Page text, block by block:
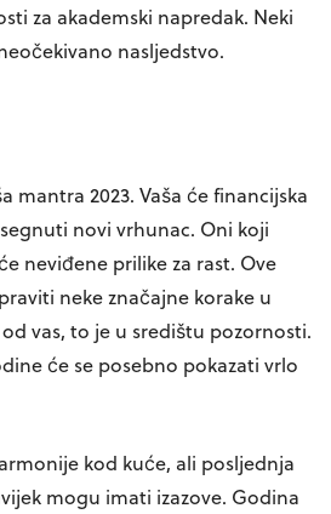
za akademski napredak. Neki
nasljedstvo.
mantra 2023. Vaša će financijska
novi vrhunac. Oni koji
neviđene prilike za rast. Ove
neke značajne korake u
vas, to je u središtu pozornosti.
će se posebno pokazati vrlo
kod kuće, ali posljednja
mogu imati izazove. Godina